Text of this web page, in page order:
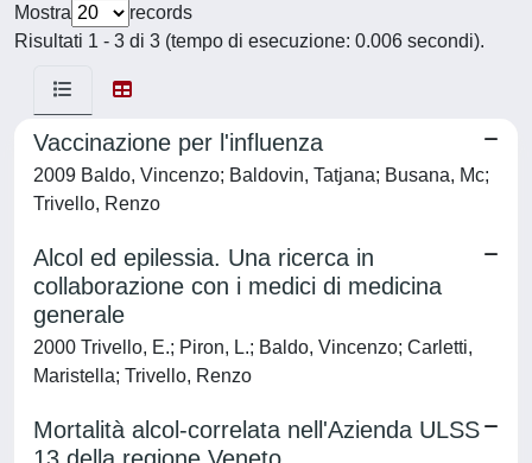
Mostra
records
Risultati 1 - 3 di 3 (tempo di esecuzione: 0.006 secondi).
Vaccinazione per l'influenza
2009 Baldo, Vincenzo; Baldovin, Tatjana; Busana, Mc;
Trivello, Renzo
Alcol ed epilessia. Una ricerca in
collaborazione con i medici di medicina
generale
2000 Trivello, E.; Piron, L.; Baldo, Vincenzo; Carletti,
Maristella; Trivello, Renzo
Mortalità alcol-correlata nell'Azienda ULSS